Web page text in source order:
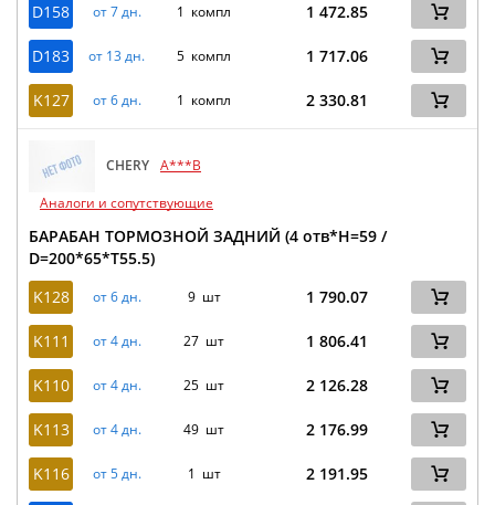
D158 от 7 дн. 1 компл 1 472.85
D183 от 13 дн. 5 компл 1 717.06
K127 от 6 дн. 1 компл 2 330.81
CHERY A***B
Аналоги и сопутствующие
БАРАБАН ТОРМОЗНОЙ ЗАДНИЙ (4 отв*H=59 /
D=200*65*T55.5)
K128
от 6 дн. 9 шт 1 790.07
K111 от 4 дн. 27 шт 1 806.41
K110 от 4 дн. 25 шт 2 126.28
K113 от 4 дн. 49 шт 2 176.99
K116 от 5 дн. 1 шт 2 191.95